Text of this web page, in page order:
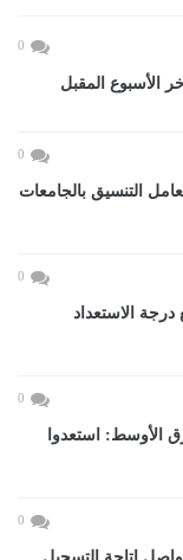
0
الأسبوع المقبل
0
2026.. خدمات معامل التنسيق بالجامعات
0
درجة الاستعداد
0
الأوسط: استعدوا
0